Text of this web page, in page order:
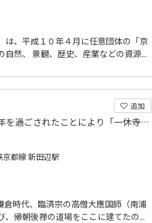
は、平成１０年４月に任意団体の「京
然、 景観、歴史、産業などの資源...
追加
一休宗純和尚が眠る。禅師が晩年を過ごされたことにより「一休寺」と称して親しまれています。
都線 新田辺駅
時代、臨済宗の高僧大應国師（南浦
帰朝後禅の道場をここに建てたの...